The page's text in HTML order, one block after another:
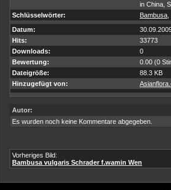
in China,
Schlüsselwörter:
Bambusa
Datum:
Hits:
33773
Downloads:
0
Bewertung:
0.00 (0
Dateigröße:
88.3 KB
Hinzugefügt von:
Autor:
Es wurden noch keine Kommentare abgegeben.
Vorheriges Bild:
Bambusa vulgaris Schrader f.wamin Wen